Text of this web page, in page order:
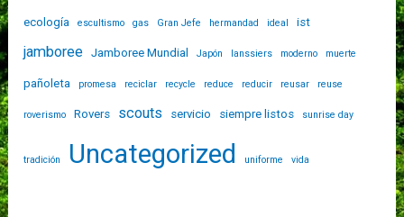
ecología escultismo gas Gran Jefe hermandad ideal ist
jamboree Jamboree Mundial Japón lanssiers moderno muerte
pañoleta promesa reciclar recycle reduce reducir reusar reuse
roverismo Rovers scouts servicio siempre listos sunrise day
tradición Uncategorized uniforme vida